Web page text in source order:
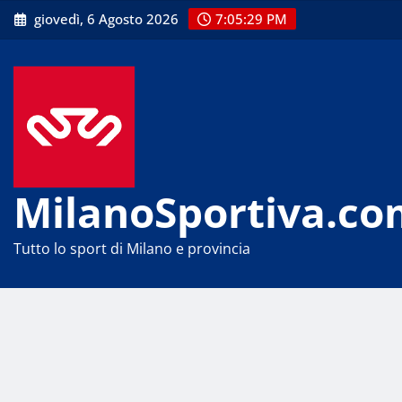
Skip
to
giovedì, 6 Agosto 2026 7:05:29 PM
Tutto lo sport di Milano e provincia